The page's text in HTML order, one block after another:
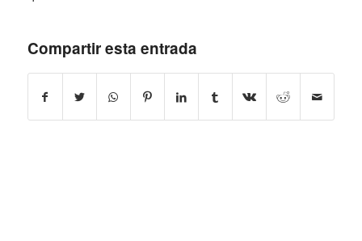
Compartir esta entrada